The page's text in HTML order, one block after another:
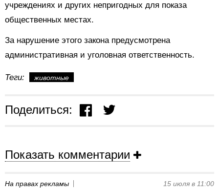
учреждениях и других непригодных для показа
общественных местах.
За нарушение этого закона предусмотрена
административная и уголовная ответственность.
Теги: животные
Поделиться:
Показать комментарии
На правах рекламы 15 июля в 11:00